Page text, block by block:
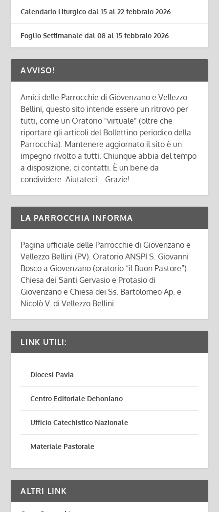
Calendario Liturgico dal 15 al 22 febbraio 2026
Foglio Settimanale dal 08 al 15 febbraio 2026
AVVISO!
Amici delle Parrocchie di Giovenzano e Vellezzo
Bellini, questo sito intende essere un ritrovo per
tutti, come un Oratorio "virtuale" (oltre che
riportare gli articoli del Bollettino periodico della
Parrocchia). Mantenere aggiornato il sito è un
impegno rivolto a tutti. Chiunque abbia del tempo
a disposizione, ci contatti. È un bene da
condividere. Aiutateci... Grazie!
LA PARROCCHIA INFORMA
Pagina ufficiale delle Parrocchie di Giovenzano e
Vellezzo Bellini (PV). Oratorio ANSPI S. Giovanni
Bosco a Giovenzano (oratorio “il Buon Pastore”).
Chiesa dei Santi Gervasio e Protasio di
Giovenzano e Chiesa dei Ss. Bartolomeo Ap. e
Nicolò V. di Vellezzo Bellini.
LINK UTILI:
Diocesi Pavia
Centro Editoriale Dehoniano
Ufficio Catechistico Nazionale
Materiale Pastorale
ALTRI LINK